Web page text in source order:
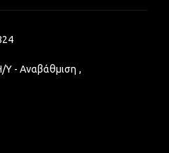
Υ - Αναβάθμιση ,